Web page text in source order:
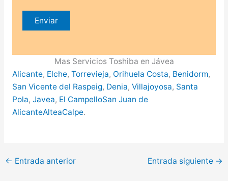
Mas Servicios Toshiba en Jávea
Alicante, Elche, Torrevieja, Orihuela Costa, Benidorm,
San Vicente del Raspeig, Denia, Villajoyosa, Santa
Pola, Javea, El CampelloSan Juan de
AlicanteAlteaCalpe.
← Entrada anterior Entrada siguiente →